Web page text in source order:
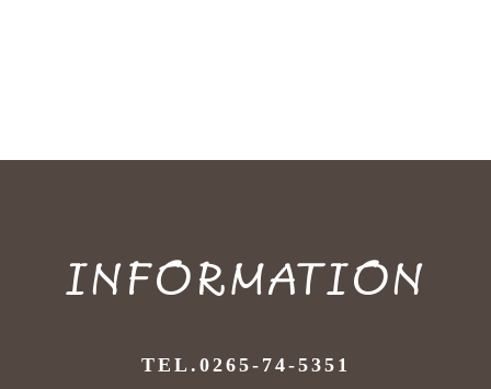
INFORMATION
TEL.0265-74-5351